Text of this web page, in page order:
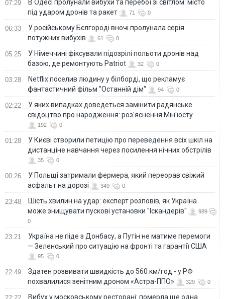
07:29
В Одесі пролунали вибухи та перебої зі світлом: місто
під ударом дронів та ракет
71 0
06:33
У російському Бєлгороді вночі пролунала серія
потужних вибухів
61 0
05:25
У Німеччині фіксували підозрілі польоти дронів над
базою, де ремонтують Patriot
32 0
03:28
Netflix поселив людину у білборді, що рекламує
фантастичний фільм "Останній дім"
94 0
02:22
У яких випадках доведеться замінити радянське
свідоцтво про народження: роз'яснення Мін'юсту
192 0
01:28
У Києві створили петицію про переведення всіх шкіл на
дистанціне навчання через посилення нічних обстрілів
35 0
00:26
У Польщі затримали фермера, який переорав свіжий
асфальт на дорозі
349 0
23:48
Шість хвилин на удар: експерт розповів, як Україна
може знищувати пускові установки "Іскандерів"
989
0
23:21
Україна не піде з Донбасу, а Путін не матиме перемоги
— Зеленський про ситуацію на фронті та гарантії США
95 0
22:49
Здатен розвивати швидкість до 560 км/год - у РФ
похвалилися зенітним дроном «Астра-ППО»
329 0
Вибух у московському ресторані: померла ще одна